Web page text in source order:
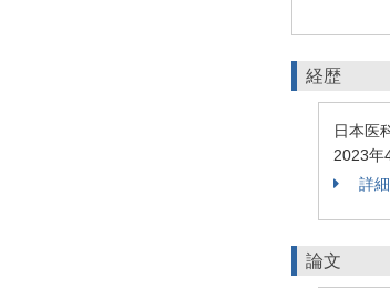
経歴
日本医
2023年
詳
論文